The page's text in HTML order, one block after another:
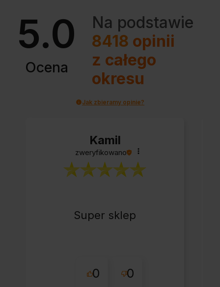
5.0
Ocena
Na podstawie
8418 opinii
z całego
okresu
Jak zbieramy opinie?
Kamil
zweryfikowano
Super sklep
0 0